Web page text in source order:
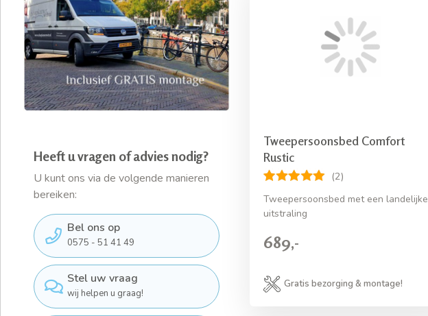
Heeft u vragen of advies nodig?
U kunt ons via de volgende manieren
bereiken:
Bel ons op
0575 - 51 41 49
Stel uw vraag
wij helpen u graag!
Tweepersoonsbed Comfort
Rustic
(2)
Tweepersoonsbed met een landelijke
uitstraling
689,-
Gratis bezorging & montage!